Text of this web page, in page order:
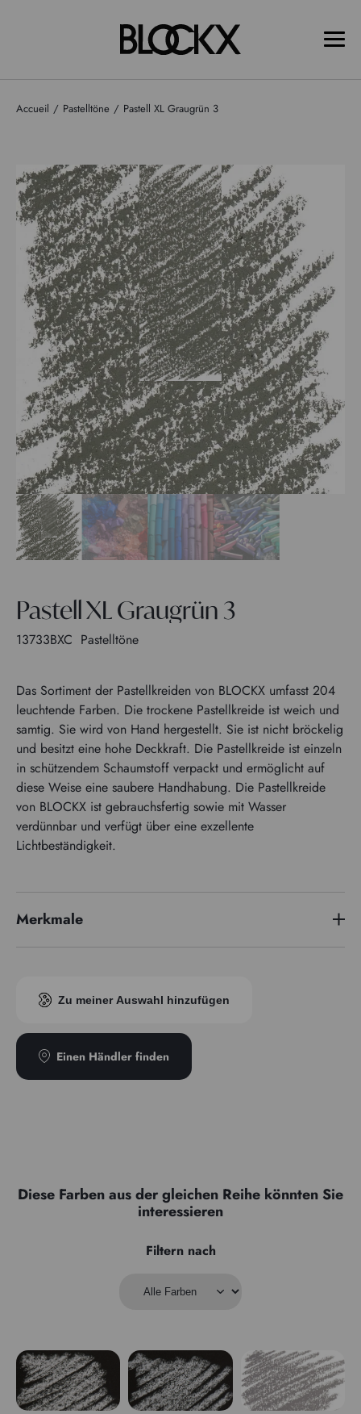
Accueil Pastelltöne Pastell XL Graugrün 3
Pastell XL Graugrün 3
13733BXC Pastelltöne
Das Sortiment der Pastellkreiden von BLOCKX umfasst 204
leuchtende Farben. Die trockene Pastellkreide ist weich und
samtig. Sie wird von Hand hergestellt. Sie ist nicht bröckelig
und besitzt eine hohe Deckkraft. Die Pastellkreide ist einzeln
in schützendem Schaumstoff verpackt und ermöglicht auf
diese Weise eine saubere Handhabung. Die Pastellkreide
von BLOCKX ist gebrauchsfertig sowie mit Wasser
verdünnbar und verfügt über eine exzellente
Lichtbeständigkeit.
Merkmale
Zu meiner Auswahl hinzufügen
Einen Händler finden
Diese Farben aus der gleichen Reihe könnten Sie
interessieren
Filtern nach